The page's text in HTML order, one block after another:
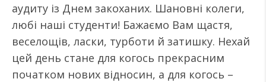
аудиту із Днем закоханих. Шановні колеги,
любі наші студенти! Бажаємо Вам щастя,
веселощів, ласки, турботи й затишку. Нехай
цей день стане для когось прекрасним
початком нових відносин, а для когось –